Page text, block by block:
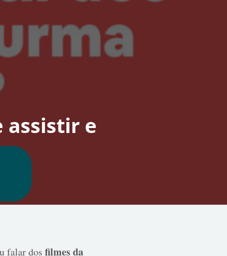
assistir e
falar dos filmes da